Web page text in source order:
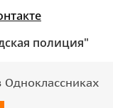
полиция"